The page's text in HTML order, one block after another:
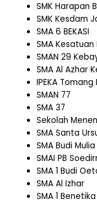
SMK Harapan
SMK Kesdam
SMA 6 BEKASI
SMA Kesatuan
SMAN 29
SMA Al Azhar
IPEKA Tomang
SMAN 77
SMA 37
Sekolah
SMA Santa
SMA Budi Mulia
SMAI PB
SMA 1 Budi
SMA Al Izhar
SMA 1 Benetika